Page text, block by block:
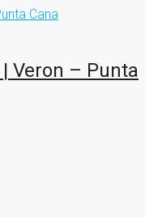
Veron – Punta